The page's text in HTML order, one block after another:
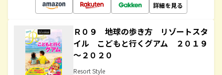
詳細を見る
Ｒ０９ 地球の歩き方 リゾートスタ
イル こどもと行くグアム ２０１９
～２０２０
Resort Style